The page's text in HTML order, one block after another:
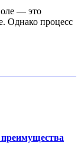
— это
Однако процесс